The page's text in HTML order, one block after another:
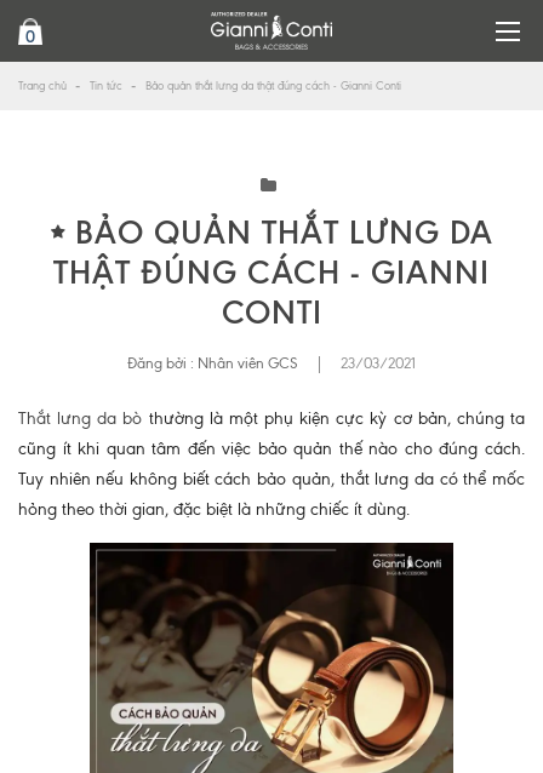
0
Trang chủ Tin tức Bảo quản thắt lưng da thật đúng cách - Gianni Conti
BẢO QUẢN THẮT LƯNG DA
THẬT ĐÚNG CÁCH - GIANNI
CONTI
Đăng bởi : Nhân viên GCS 23/03/2021
Thắt lưng da bò thường là một phụ kiện cực kỳ cơ bản, chúng ta
cũng ít khi quan tâm đến việc bảo quản thế nào cho đúng cách.
Tuy nhiên nếu không biết cách bảo quản, thắt lưng da có thể mốc
hỏng theo thời gian, đặc biệt là những chiếc ít dùng.